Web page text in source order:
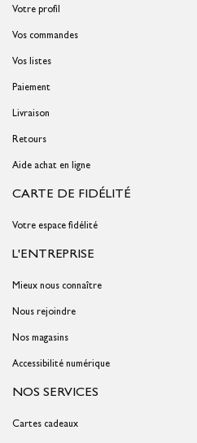
Votre profil
Vos commandes
Vos listes
Paiement
Livraison
Retours
Aide achat en ligne
CARTE DE FIDÉLITÉ
Votre espace fidélité
L'ENTREPRISE
Mieux nous connaître
Nous rejoindre
Nos magasins
Accessibilité numérique
NOS SERVICES
Cartes cadeaux